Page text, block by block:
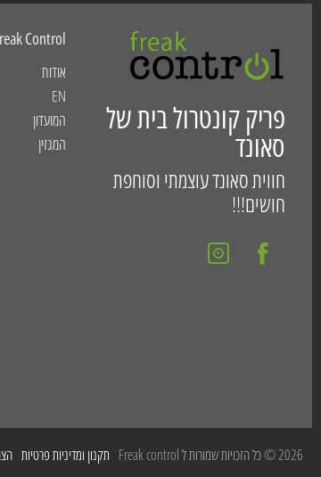
פריק קונטרול בית של
סאונד
חווית סאונד עוצמתי וסוחפת
חושים!!!
Control
אודות
EN
המועדון
המגזין
2026 © כל הזכויות שמורות ל Freak control תקנון ומדיניות פרטיות